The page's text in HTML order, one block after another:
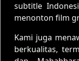
subtitle
menonton film
Kami juga
berkualitas,